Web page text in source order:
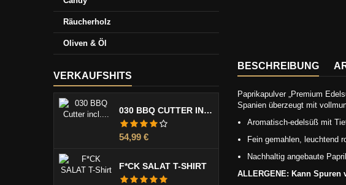
Räucherholz
Oliven & Öl
VERKAUFSHITS
030 BBQ CUTTER INCL. KLINGENSCHUTZ
Preis
54,99 €
F*CK SALAT T-SHIRT
BESCHREIBUNG
Paprikapulver „Premium
Spanien überzeugt mit
Aromatisch-edelsüß mit
Fein gemahlen, leuchtend
Nachhaltig angebaute
ALLERGENE: Kann Spuren